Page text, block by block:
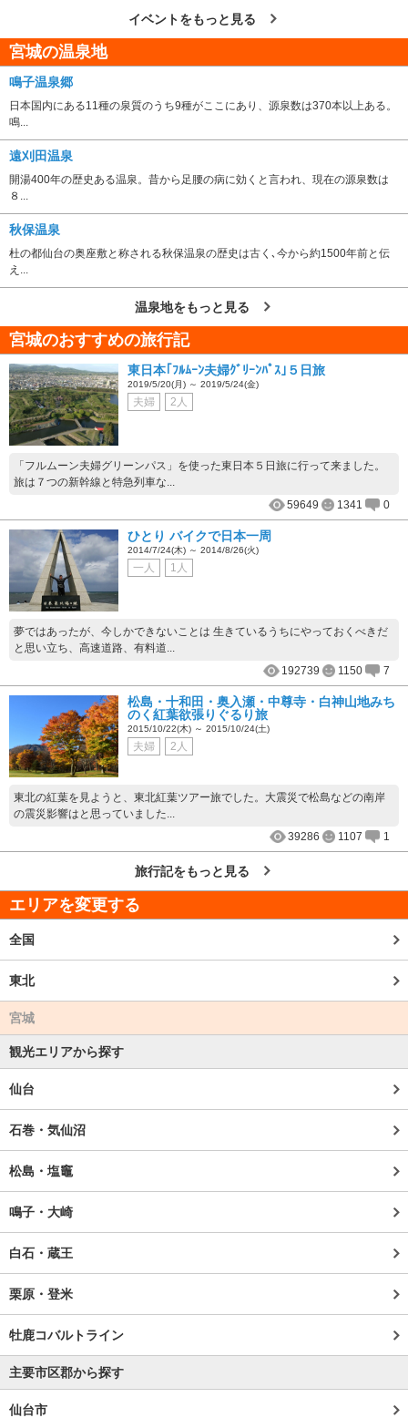
イベントをもっと見る
宮城の温泉地
鳴子温泉郷
日本国内にある11種の泉質のうち9種がここにあり、源泉数は370本以上ある。
鳴...
遠刈田温泉
開湯400年の歴史ある温泉。昔から足腰の病に効くと言われ、現在の源泉数は
８...
秋保温泉
杜の都仙台の奥座敷と称される秋保温泉の歴史は古く､今から約1500年前と伝
え...
温泉地をもっと見る
宮城のおすすめの旅行記
東日本｢ﾌﾙﾑｰﾝ夫婦ｸﾞﾘｰﾝﾊﾟｽ｣５日旅
2019/5/20(月) ～ 2019/5/24(金)
夫婦 2人
「フルムーン夫婦グリーンパス」を使った東日本５日旅に行って来ました。
旅は７つの新幹線と特急列車な...
59649
1341 0
ひとり バイクで日本一周
2014/7/24(木) ～ 2014/8/26(火)
一人 1人
夢ではあったが、今しかできないことは 生きているうちにやっておくべきだ
と思い立ち、高速道路、有料道...
192739
1150 7
松島・十和田・奥入瀬・中尊寺・白神山地みち
のく紅葉欲張りぐるり旅
2015/10/22(木) ～ 2015/10/24(土)
夫婦 2人
東北の紅葉を見ようと、東北紅葉ツアー旅でした。大震災で松島などの南岸
の震災影響はと思っていました...
39286
1107 1
旅行記をもっと見る
エリアを変更する
全国
東北
宮城
観光エリアから探す
仙台
石巻・気仙沼
松島・塩竈
鳴子・大崎
白石・蔵王
栗原・登米
牡鹿コバルトライン
主要市区郡から探す
仙台市